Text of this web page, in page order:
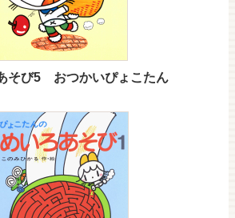
そび5 おつかいぴょこたん